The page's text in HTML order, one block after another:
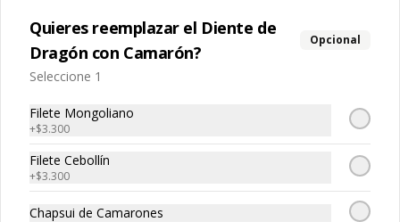
$20.250
Cerdo
Quieres reemplazar el Diente de
Dragón con Camarón?
Opcional
Seleccione 1
Filete Mongoliano
+$3.300
Filete Cebollín
+$3.300
Chapsui de Camarones